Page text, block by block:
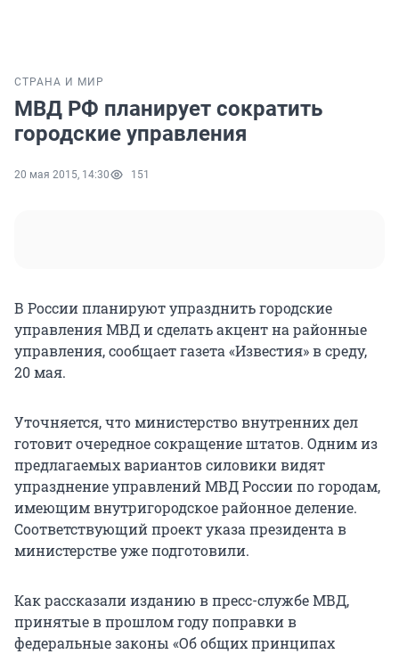
СТРАНА И МИР
МВД РФ планирует сократить
городские управления
20 мая 2015, 14:30 151
В России планируют упразднить городские
управления МВД и сделать акцент на районные
управления, сообщает газета «Известия» в среду,
20 мая.
Уточняется, что министерство внутренних дел
готовит очередное сокращение штатов. Одним из
предлагаемых вариантов силовики видят
упразднение управлений МВД России по городам,
имеющим внутригородское районное деление.
Соответствующий проект указа президента в
министерстве уже подготовили.
Как рассказали изданию в пресс-службе МВД,
принятые в прошлом году поправки в
федеральные законы «Об общих принципах